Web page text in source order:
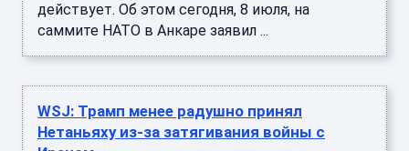
действует. Об этом сегодня, 8 июля, на
саммите НАТО в Анкаре заявил ...
WSJ: Трамп менее радушно принял
Нетаньяху из-за затягивания войны с